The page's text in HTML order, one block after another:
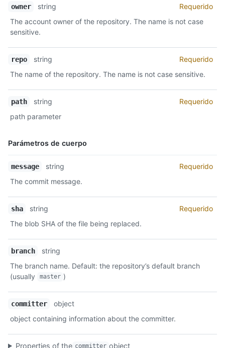
      "signature": null,
    }
  }
Nombre,
Descripción
owner string
Requerido
The account owner of the repository. The name is not case
sensitive.
repo string
Requerido
The name of the repository. The name is not case sensitive.
path string
Requerido
path parameter
Parámetros de cuerpo
Nombre,
Descripción
message string
Requerido
The commit message.
sha string
Requerido
The blob SHA of the file being replaced.
branch
string
The branch name. Default: the repository’s default branch
(usually
master )
committer
object
object containing information about the committer.
Properties of the committer object